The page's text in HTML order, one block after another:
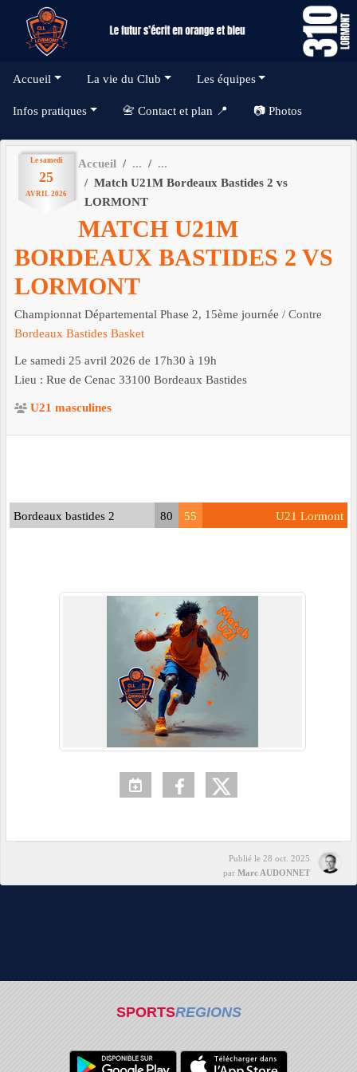
Accueil La vie du Club Les équipes
Infos pratiques 📇 Contact et plan 📍 📷 Photos
Le samedi
25
AVRIL 2026
Accueil
Match U21M Bordeaux Bastides 2 vs
LORMONT
MATCH U21M
BORDEAUX BASTIDES 2 VS
LORMONT
Championnat Départemental Phase 2, 15ème journée / Contre
Bordeaux Bastides Basket
Le samedi 25 avril 2026 de 17h30 à 19h
Lieu : Rue de Cenac 33100 Bordeaux Bastides
U21 masculines
Bordeaux bastides 2 80 55 U21 Lormont
Publié le 28 oct. 2025
par Marc AUDONNET
SPORTSREGIONS
Panneau de gestion des cookies